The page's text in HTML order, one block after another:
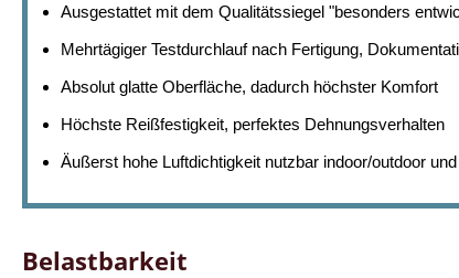
Ausgestattet mit dem Qualitätssiegel "besonders
Mehrtägiger Testdurchlauf nach Fertigung,
Absolut glatte Oberfläche, dadurch höchster Komfort
Höchste Reißfestigkeit, perfektes Dehnungsverhalten
Äußerst hohe Luftdichtigkeit nutzbar indoor/outdoor
Belastbarkeit